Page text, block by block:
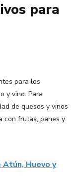
para
para los
y vino. Para
de quesos y vinos
con frutas, panes y
Huevo y